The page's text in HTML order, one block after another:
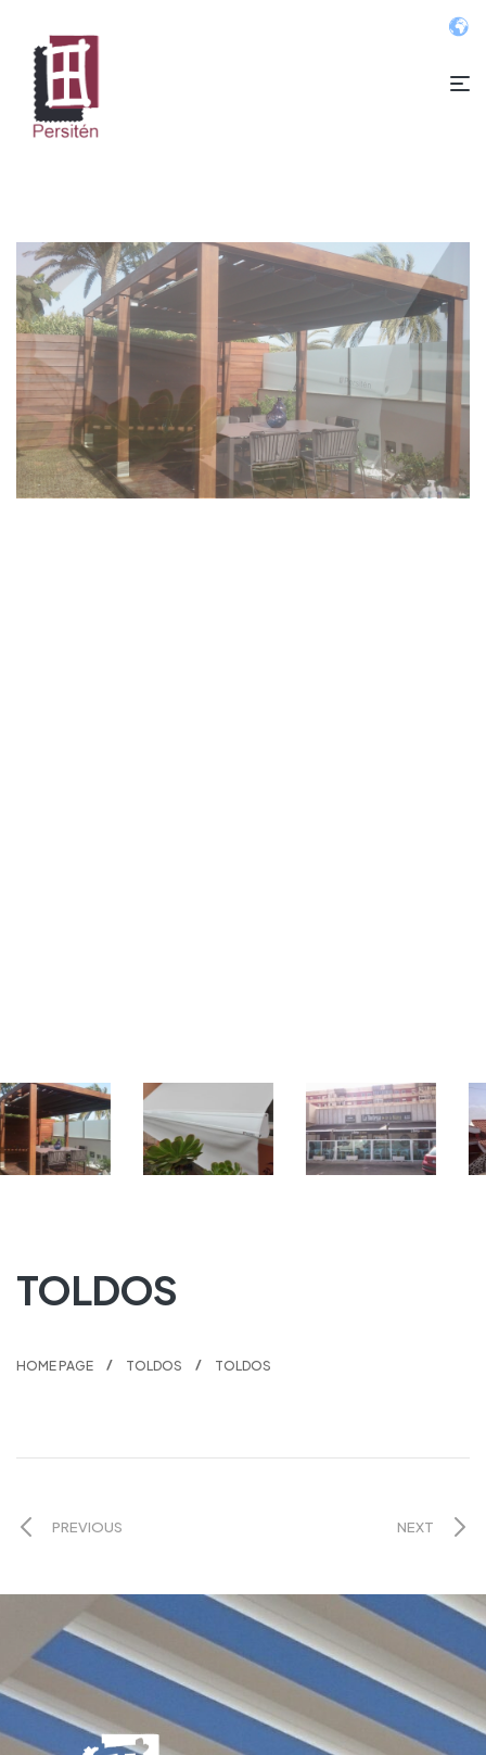
TOLDOS
HOME PAGE TOLDOS TOLDOS
PREVIOUS NEXT